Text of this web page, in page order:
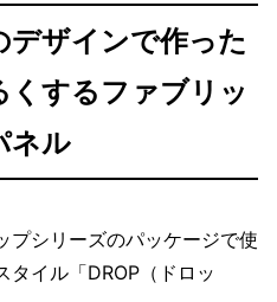
デザインで作った
するファブリッ
ネル
プシリーズのパッケージで使
タイル「DROP（ドロッ